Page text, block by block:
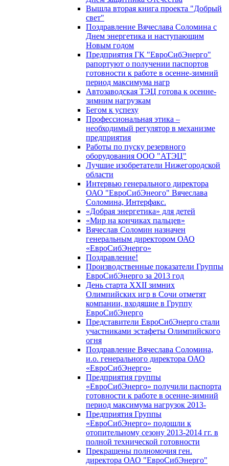
Вышла вторая книга проекта "Добрый
свет"
Поздравление Вячеслава Соломина с
Днем энергетика и наступающим
Новым годом
Предприятия ГК "ЕвроСибЭнерго"
рапортуют о получении паспортов
готовности к работе в осенне-зимний
период максимума нагр
Автозаводская ТЭЦ готова к осенне-
зимним нагрузкам
Бегом к успеху
Профессиональная этика –
необходимый регулятор в механизме
предприятия
Работы по пуску резервного
оборудования ООО "АТЭЦ"
Лучшие изобретатели Нижегородской
области
Интервью генерального директора
ОАО "ЕвроСибЭнеого" Вячеслава
Соломина, Интерфакс.
«Добрая энергетика» для детей
«Мир на кончиках пальцев»
Вячеслав Соломин назначен
генеральным директором ОАО
«ЕвроСибЭнерго»
Поздравление!
Производственные показатели Группы
ЕвроСибЭнерго за 2013 год
День старта XXII зимних
Олимпийских игр в Сочи отметят
компании, входящие в Группу
ЕвроСибЭнерго
Представители ЕвроСибЭнерго стали
участниками эстафеты Олимпийского
огня
Поздравление Вячеслава Соломина,
и.о. генерального директора ОАО
«ЕвроСибЭнерго»
Предприятия группы
«ЕвроСибЭнерго» получили паспорта
готовности к работе в осенне-зимний
период максимума нагрузок 2013-
Предприятия Группы
«ЕвроСибЭнерго» подошли к
отопительному сезону 2013-2014 гг. в
полной технической готовности
Прекращены полномочия ген.
директора ОАО "ЕвроСибЭнерго"